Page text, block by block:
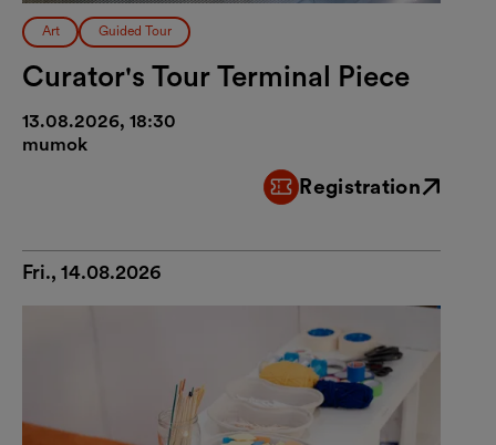
Art Guided Tour
Curator's Tour Terminal Piece
13.08.2026, 18:30
mumok
Registration
External link
Fri., 14.08.2026